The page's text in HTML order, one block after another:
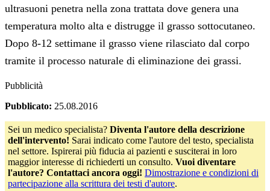
ultrasuoni penetra nella zona trattata dove genera una
temperatura molto alta e distrugge il grasso sottocutaneo.
Dopo 8-12 settimane il grasso viene rilasciato dal corpo
tramite il processo naturale di eliminazione dei grassi.
Pubblicità
Pubblicato: 25.08.2016
Sei un medico specialista? Diventa l'autore della descrizione
dell'intervento! Sarai indicato come l'autore del testo, specialista
nel settore. Ispirerai più fiducia ai pazienti e susciterai in loro
maggior interesse di richiederti un consulto. Vuoi diventare
l'autore? Contattaci ancora oggi! Dimostrazione e condizioni di
partecipazione alla scrittura dei testi d'autore.